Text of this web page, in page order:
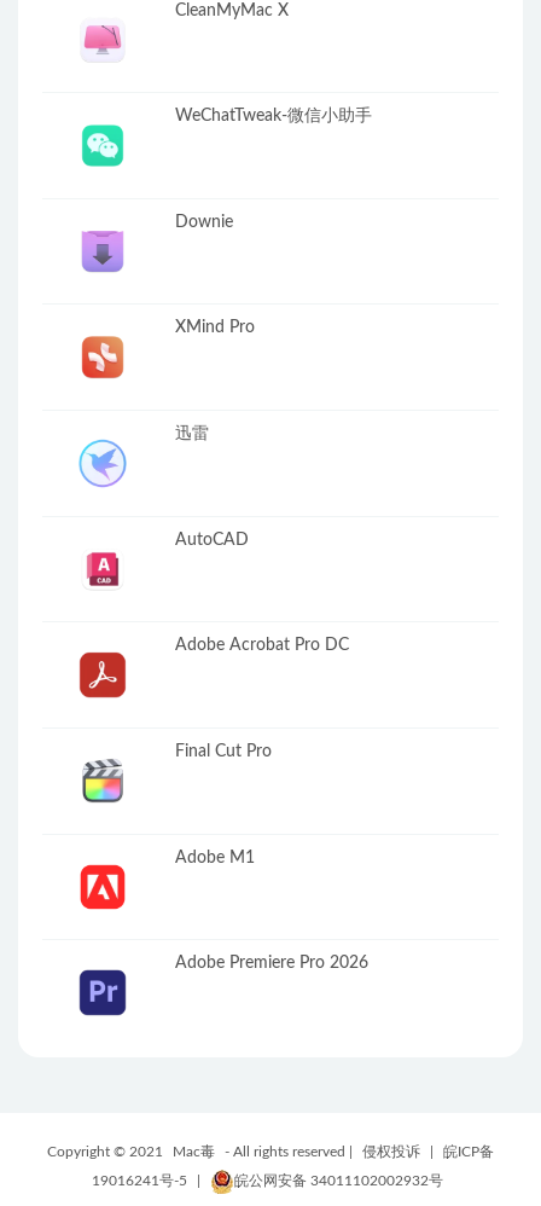
CleanMyMac X
WeChatTweak-微信小助手
Downie
XMind Pro
迅雷
AutoCAD
Adobe Acrobat Pro DC
Final Cut Pro
Adobe M1
Adobe Premiere Pro 2026
Copyright © 2021 Mac毒 - All rights reserved | 侵权投诉
皖ICP备
19016241号-5
皖公网安备 34011102002932号